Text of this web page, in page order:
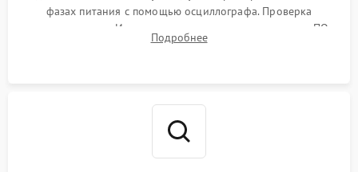
фазах питания с помощью осциллографа. Проверка
инициализации. Использование специализированного ПО
MATS
Подробнее